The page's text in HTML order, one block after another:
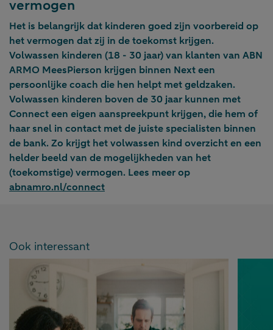
vermogen
Het is belangrijk dat kinderen goed zijn voorbereid op
het vermogen dat zij in de toekomst krijgen.
Volwassen kinderen (18 - 30 jaar) van klanten van ABN
ARMO MeesPierson krijgen binnen Next een
persoonlijke coach die hen helpt met geldzaken.
Volwassen kinderen boven de 30 jaar kunnen met
Connect een eigen aanspreekpunt krijgen, die hem of
haar snel in contact met de juiste specialisten binnen
de bank. Zo krijgt het volwassen kind overzicht en een
helder beeld van de mogelijkheden van het
(toekomstige) vermogen. Lees meer op
abnamro.nl/connect
Ook interessant